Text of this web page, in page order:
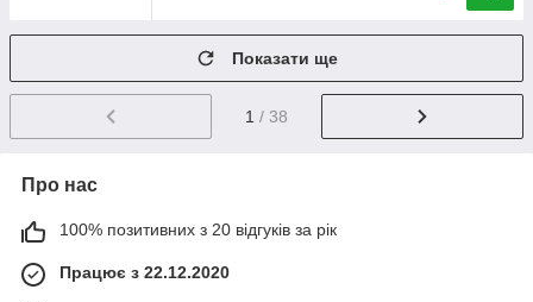
Показати ще
1 / 38
Про нас
100% позитивних з 20 відгуків за рік
Працює з 22.12.2020